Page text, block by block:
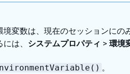
境変数は、現在のセッションにの
は、 システムプロパティ > 環境
。